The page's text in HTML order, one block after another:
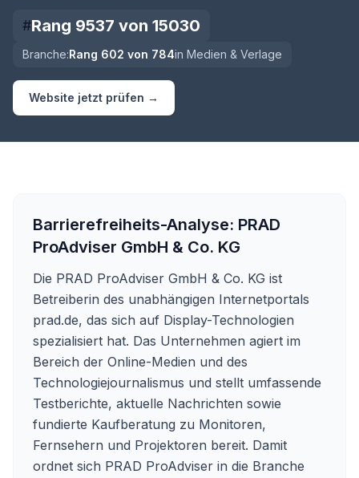
#Rang 9537 von 15030
Branche:Rang 602 von 784in Medien & Verlage
Website jetzt prüfen →
Barrierefreiheits-Analyse: PRAD
ProAdviser GmbH & Co. KG
Die PRAD ProAdviser GmbH & Co. KG ist
Betreiberin des unabhängigen Internetportals
prad.de, das sich auf Display-Technologien
spezialisiert hat. Das Unternehmen agiert im
Bereich der Online-Medien und des
Technologiejournalismus und stellt umfassende
Testberichte, aktuelle Nachrichten sowie
fundierte Kaufberatung zu Monitoren,
Fernsehern und Projektoren bereit. Damit
ordnet sich PRAD ProAdviser in die Branche